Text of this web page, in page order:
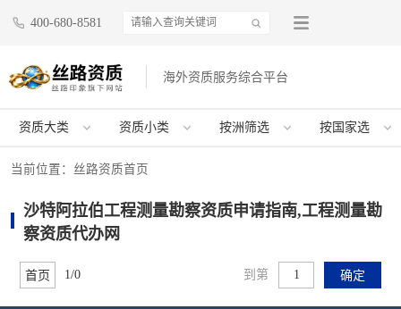
400-680-8581
海外资质服务综合平台
资质大类 资质小类 按洲筛选 按国家选
当前位置： 丝路资质首页
沙特阿拉伯工程测量勘察资质申请指南,工程测量勘
察资质代办网
首页 1/0 到第 确定